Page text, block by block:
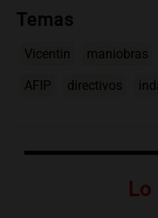
Temas
Vicentin maniobras
AFIP directivos